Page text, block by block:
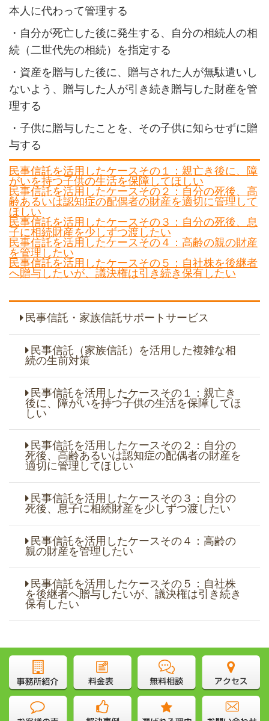
本人に代わって管理する
・自分が死亡した後に発生する、自分の相続人の相
続（二世代先の相続）を指定する
・資産を贈与した後に、贈与された人が無駄遣いし
ないよう、贈与した人が引き続き贈与した財産を管
理する
・子供に贈与したことを、その子供に知らせずに贈
与する
民事信託を活用したケースその１：親亡き後に、障
がいを持つ子供の生活を保障してほしい
民事信託を活用したケースその２：自分の死後、高
齢あるいは認知症の配偶者の財産を適切に管理して
ほしい
民事信託を活用したケースその３：自分の死後、息
子に相続財産を少しずつ渡したい
民事信託を活用したケースその４：高齢の親の財産
を管理したい
民事信託を活用したケースその５：自社株を後継者
へ贈与したいが、議決権は引き続き保有したい
民事信託・家族信託サポートサービス
民事信託（家族信託）を活用した複雑な相
続の生前対策
民事信託を活用したケースその１：親亡き
後に、障がいを持つ子供の生活を保障してほ
しい
民事信託を活用したケースその２：自分の
死後、高齢あるいは認知症の配偶者の財産を
適切に管理してほしい
民事信託を活用したケースその３：自分の
死後、息子に相続財産を少しずつ渡したい
民事信託を活用したケースその４：高齢の
親の財産を管理したい
民事信託を活用したケースその５：自社株
を後継者へ贈与したいが、議決権は引き続き
保有したい